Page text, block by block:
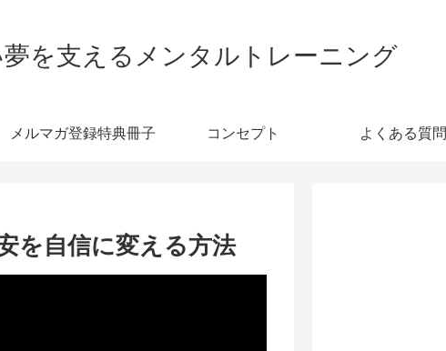
を支えるメンタルトレーニング
メルマガ登録特典冊子 コンセプト よくある質問
を自信に変える方法